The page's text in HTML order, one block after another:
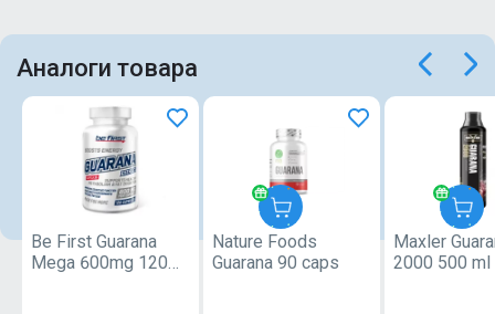
Аналоги товара
Be First Guarana
Mega 600mg 120
Foods
Nature Foods
Guarana 90 caps
Maxler
2000 500